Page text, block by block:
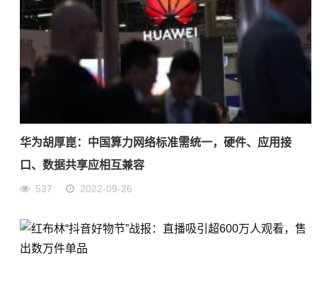
华为胡厚崑：中国算力网络标准需统一，硬件、应用接
口、数据共享应相互兼容
537 2022-09-26